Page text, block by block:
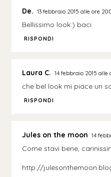
De. 13 febbraio 2015 alle ore
Bellissimo look:) baci
RISPONDI
Laura C. 14 febbraio 2015 alle
che bel look mi piace un
RISPONDI
Jules on the moon 14
Come stavi bene,
http://